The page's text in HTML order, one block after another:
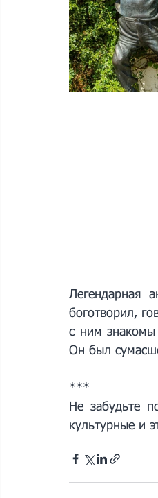
Легендарная
боготворил,
с ним знакомы
Он был
***
Не забудьте
культурные и